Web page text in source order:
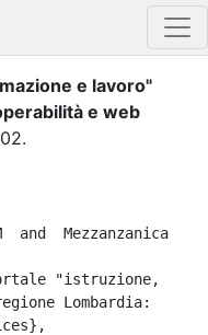
e lavoro"
e web
.
Lombardia: